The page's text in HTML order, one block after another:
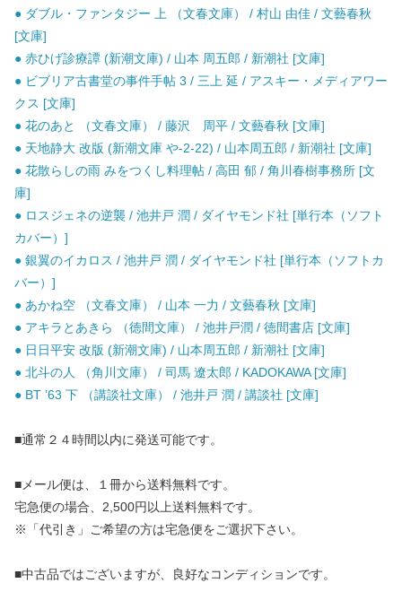
● ダブル・ファンタジー 上 （文春文庫） / 村山 由佳 / 文藝春秋
[文庫]
● 赤ひげ診療譚 (新潮文庫) / 山本 周五郎 / 新潮社 [文庫]
● ビブリア古書堂の事件手帖 3 / 三上 延 / アスキー・メディアワー
クス [文庫]
● 花のあと （文春文庫） / 藤沢 周平 / 文藝春秋 [文庫]
● 天地静大 改版 (新潮文庫 や-2-22) / 山本周五郎 / 新潮社 [文庫]
● 花散らしの雨 みをつくし料理帖 / 高田 郁 / 角川春樹事務所 [文
庫]
● ロスジェネの逆襲 / 池井戸 潤 / ダイヤモンド社 [単行本（ソフト
カバー）]
● 銀翼のイカロス / 池井戸 潤 / ダイヤモンド社 [単行本（ソフトカ
バー）]
● あかね空 （文春文庫） / 山本 一力 / 文藝春秋 [文庫]
● アキラとあきら （徳間文庫） / 池井戸潤 / 徳間書店 [文庫]
● 日日平安 改版 (新潮文庫) / 山本周五郎 / 新潮社 [文庫]
● 北斗の人 （角川文庫） / 司馬 遼太郎 / KADOKAWA [文庫]
● BT ’63 下 （講談社文庫） / 池井戸 潤 / 講談社 [文庫]
■通常２４時間以内に発送可能です。
■メール便は、１冊から送料無料です。
宅急便の場合、2,500円以上送料無料です。
※「代引き」ご希望の方は宅急便をご選択下さい。
■中古品ではございますが、良好なコンディションです。